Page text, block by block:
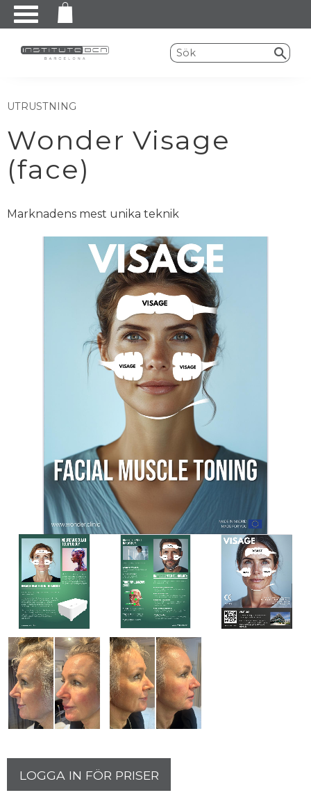
Meny
UTRUSTNING
Wonder Visage
(face)
Marknadens mest unika teknik
LOGGA IN FÖR PRISER